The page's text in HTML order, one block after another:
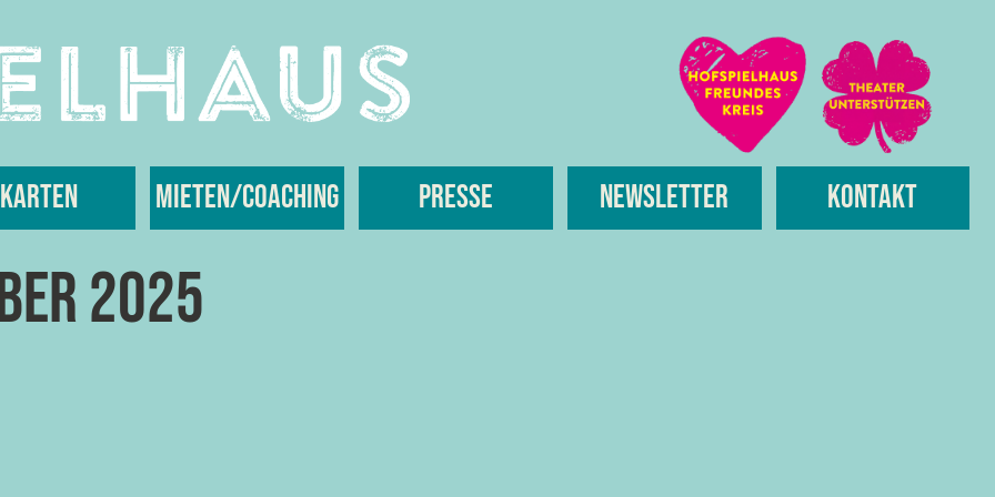
Karten Mieten/Coaching Presse Newsletter Kontakt
2025